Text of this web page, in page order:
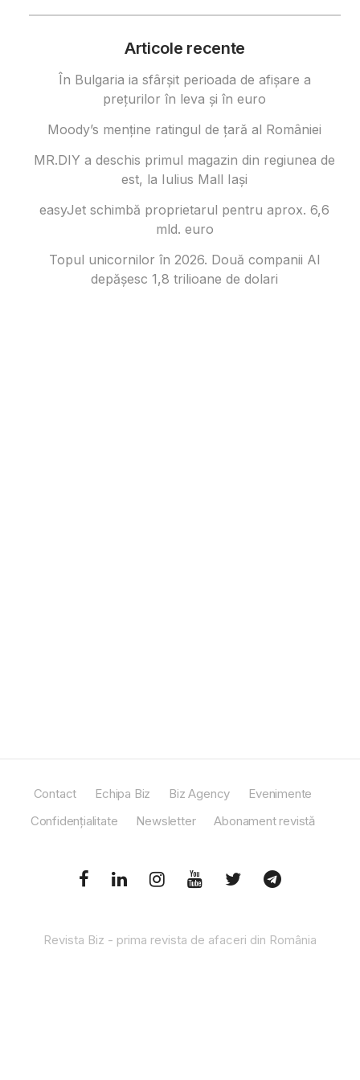
Articole recente
În Bulgaria ia sfârşit perioada de afișare a
prețurilor în ​​leva și în euro
Moody’s menține ratingul de țară al României
MR.DIY a deschis primul magazin din regiunea de
est, la Iulius Mall Iași
easyJet schimbă proprietarul pentru aprox. 6,6
mld. euro
Topul unicornilor în 2026. Două companii AI
depășesc 1,8 trilioane de dolari
Contact Echipa Biz Biz Agency
Evenimente
Confidențialitate
Newsletter Abonament revistă
Revista Biz - prima revista de afaceri din România